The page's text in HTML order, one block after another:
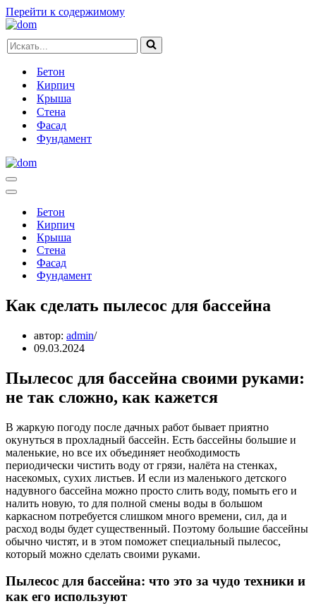
Перейти к содержимому
Искать...
Бетон
Кирпич
Крыша
Стена
Фасад
Фундамент
Меню
навигации
Меню
навигацииБетон
Кирпич
Крыша
Стена
Фасад
Фундамент
Как сделать пылесос для бассейна
автор: admin
09.03.2024
Пылесос для бассейна своими руками:
не так сложно, как кажется
В жаркую погоду после дачных работ бывает приятно
окунуться в прохладный бассейн. Есть бассейны большие и
маленькие, но все их объединяет необходимость
периодически чистить воду от грязи, налёта на стенках,
насекомых, сухих листьев. И если из маленького детского
надувного бассейна можно просто слить воду, помыть его и
налить новую, то для полной смены воды в большом
каркасном потребуется слишком много времени, сил, да и
расход воды будет существенный. Поэтому большие бассейны
обычно чистят, и в этом поможет специальный пылесос,
который можно сделать своими руками.
Пылесос для бассейна: что это за чудо техники и
как его используют